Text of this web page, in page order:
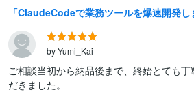
by Yumi_Kai
ご相談当初から納品後まで、終始とても
だきました。